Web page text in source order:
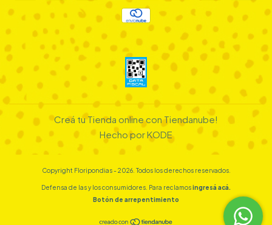
Creá tu Tienda online con Tiendanube!
Hecho por KODE
Copyright Floripondias - 2026. Todos los derechos reservados.
Defensa de las y los consumidores. Para reclamosingresá acá.
Botón de arrepentimiento